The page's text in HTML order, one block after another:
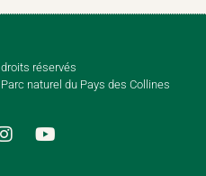
réservés
naturel du Pays des Collines